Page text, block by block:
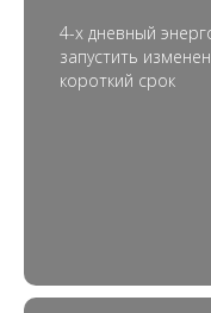
4-х дневный
запустить
короткий срок